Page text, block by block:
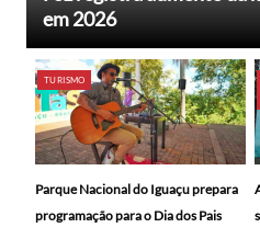
em 2026
TURISMO
Parque Nacional do Iguaçu prepara
programação para o Dia dos Pais